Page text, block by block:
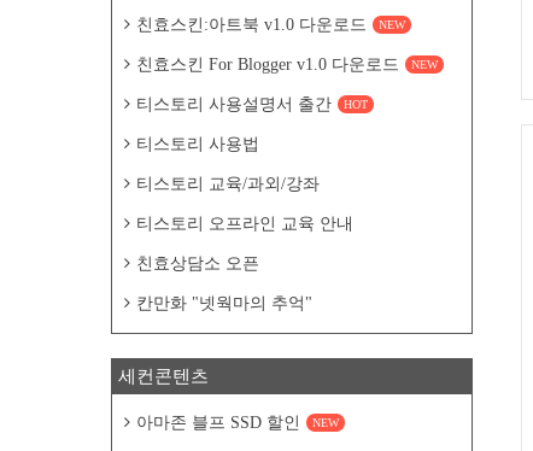
친효스킨:아트북 v1.0 다운로드 NEW
친효스킨 For Blogger v1.0 다운로드 NEW
티스토리 사용설명서 출간 HOT
티스토리 사용법
티스토리 교육/과외/강좌
티스토리 오프라인 교육 안내
친효상담소 오픈
칸만화 "넷웍마의 추억"
세컨콘텐츠
아마존 블프 SSD 할인 NEW